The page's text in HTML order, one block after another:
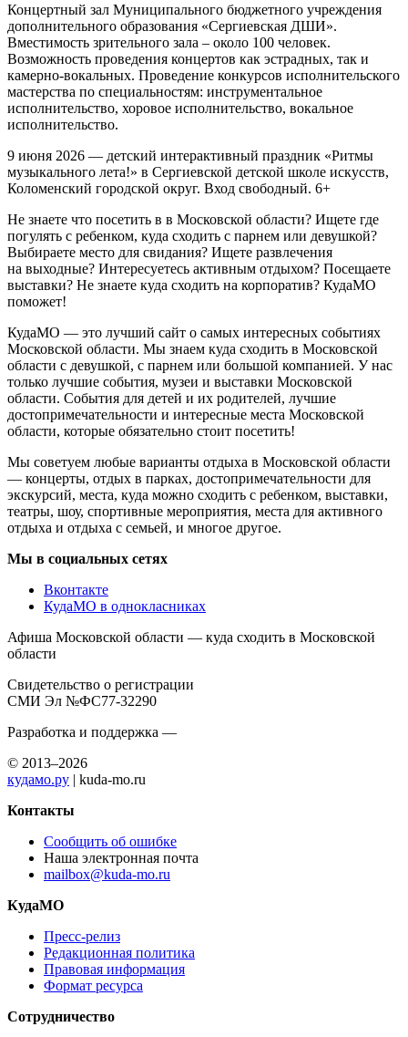
Концертный зал Муниципального бюджетного учреждения
дополнительного образования «Сергиевская ДШИ».
Вместимость зрительного зала – около 100 человек.
Возможность проведения концертов как эстрадных, так и
камерно-вокальных. Проведение конкурсов исполнительского
мастерства по специальностям: инструментальное
исполнительство, хоровое исполнительство, вокальное
исполнительство.
9 июня 2026 — детский интерактивный праздник «Ритмы
музыкального лета!» в Сергиевской детской школе искусств,
Коломенский городской округ. Вход свободный. 6+
Не знаете что посетить в в Московской области? Ищете где
погулять с ребенком, куда сходить с парнем или девушкой?
Выбираете место для свидания? Ищете развлечения
на выходные? Интересуетесь активным отдыхом? Посещаете
выставки? Не знаете куда сходить на корпоратив? КудаМО
поможет!
КудаМО — это лучший сайт о самых интересных событиях
Московской области. Мы знаем куда сходить в Московской
области с девушкой, с парнем или большой компанией. У нас
только лучшие события, музеи и выставки Московской
области. События для детей и их родителей, лучшие
достопримечательности и интересные места Московской
области, которые обязательно стоит посетить!
Мы советуем любые варианты отдыха в Московской области
— концерты, отдых в парках, достопримечательности для
экскурсий, места, куда можно сходить с ребенком, выставки,
театры, шоу, спортивные мероприятия, места для активного
отдыха и отдыха с семьей, и многое другое.
Мы в социальных сетях
Вконтакте
КудаМО в однокласниках
Афиша Московской области — куда сходить в Московской
области
Свидетельство о регистрации
СМИ Эл №ФС77-32290
Разработка и поддержка —
© 2013–2026
кудамо.ру | kuda-mo.ru
Контакты
Сообщить об ошибке
Наша электронная почта
mailbox@kuda-mo.ru
КудаМО
Пресс-релиз
Редакционная политика
Правовая информация
Формат ресурса
Сотрудничество